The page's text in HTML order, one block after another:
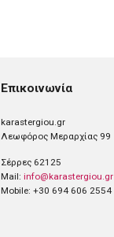
Επικοινωνία
karastergiou.gr
Λεωφόρος Μεραρχίας 99
Σέρρες 62125
Mail: info@karastergiou.gr
Mobile: +30 694 606 2554